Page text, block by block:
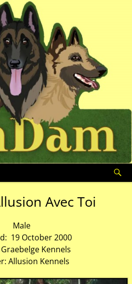
Avec Toi
Male
19 October 2000
Kennels
Allusion Kennels